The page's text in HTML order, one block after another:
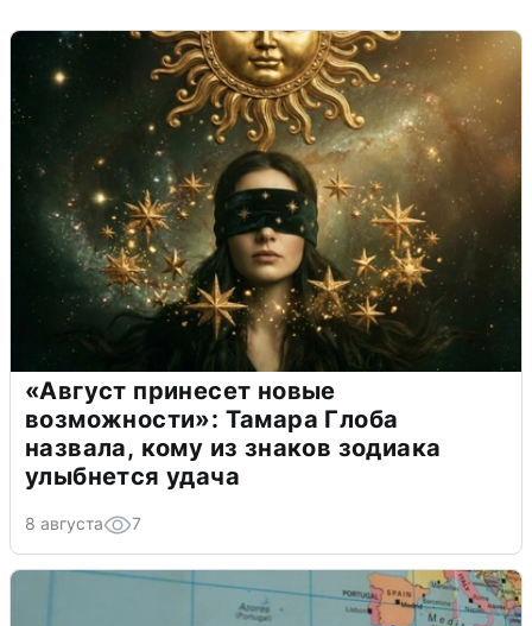
«Август принесет новые
возможности»: Тамара Глоба
назвала, кому из знаков зодиака
улыбнется удача
8 августа 7